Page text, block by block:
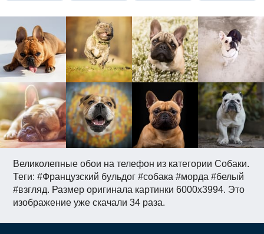
Великолепные обои на телефон из категории Собаки.
Теги: #Французский бульдог #собака #морда #белый
#взгляд. Размер оригинала картинки 6000x3994. Это
изображение уже скачали 34 раза.